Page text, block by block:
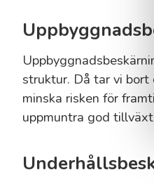
struktur. Då tar vi bort
minska risken för
uppmuntra god